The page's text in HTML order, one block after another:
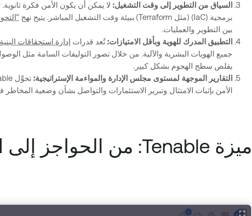
السياق من التطوير إلى وقت التشغيل:
برمجية (IaC) (مثل Terraform) ببيئة وقت التشغيل المباشر. يتيح نهج
بين التطوير والعمليات.
التطبيق المدرك للهوية وبأقل الامتيازات:تُعد قدرات إدارة استحقاقات
يقلص سطح الهجوم بشكل كبير.
التقارير الموجهة لمستوى مجلس الإدارة والمواءمة الإستراتيجية:
الأمن بإثبات الامتثال وتبرير الاستثمارات والتواصل بشأن وضعية المخاطر
ميزة Tenable: من الحواجز إلى التآزر